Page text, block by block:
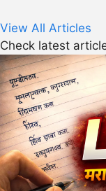
View All Articles
Check latest